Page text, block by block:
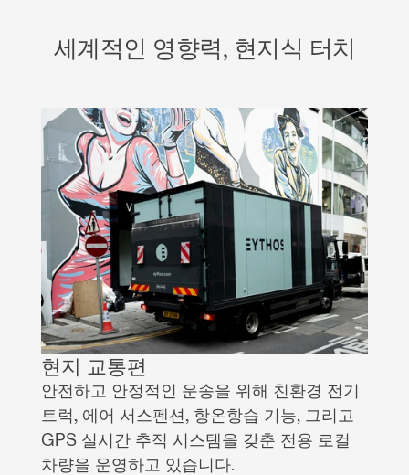
세계적인 영향력, 현지식 터치
현지 교통편
안전하고 안정적인 운송을 위해 친환경 전기
트럭, 에어 서스펜션, 항온항습 기능, 그리고
GPS 실시간 추적 시스템을 갖춘 전용 로컬
차량을 운영하고 있습니다.